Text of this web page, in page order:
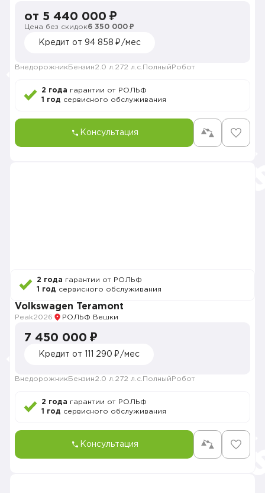
от 5 440 000 ₽
Цена без скидок6 350 000 ₽
Кредит от 94 858 ₽/мес
Внедорожник Бензин2.0 л. 272 л.с. Полный Робот
2 года гарантии от РОЛЬФ
1 год сервисного обслуживания
Консультация
2 года гарантии от РОЛЬФ
1 год сервисного обслуживания
Volkswagen Teramont
Peak2026 РОЛЬФ Вешки
7 450 000 ₽
Кредит от 111 290 ₽/мес
Внедорожник Бензин2.0 л. 272 л.с. Полный Робот
2 года гарантии от РОЛЬФ
1 год сервисного обслуживания
Консультация